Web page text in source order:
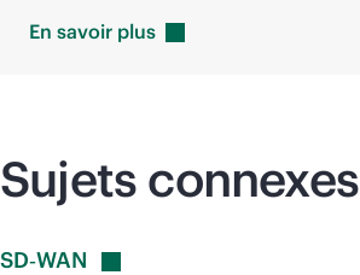
En savoir plus
Sujets connexes
SD‑WAN